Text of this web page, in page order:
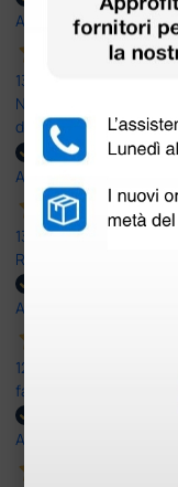
Acquirente verificato
13 Luglio 2026
Nulla da eccepire.
dall’ordine alla
Acquirente verificato
13 Luglio 2026
Rapidi, disponibili ben
Acquirente verificato
12 Giugno 2026
facilità di acquisto e
Acquirente verificato